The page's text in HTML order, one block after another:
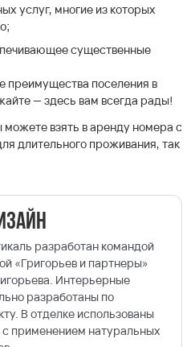
услуг, многие из которых
существенные
преимущества поселения в
— здесь вам всегда рады!
можете взять в аренду номера с
длительного проживания, так
разработан командой
«Григорьев и партнеры»
Интерьерные
разработаны по
В отделке использованы
применением натуральных